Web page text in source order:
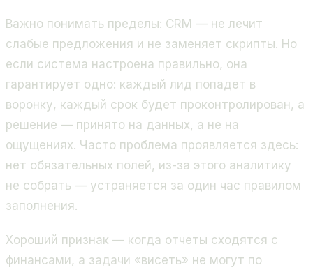
Важно понимать пределы: CRM — не лечит
слабые предложения и не заменяет скрипты. Но
если система настроена правильно, она
гарантирует одно: каждый лид попадет в
воронку, каждый срок будет проконтролирован, а
решение — принято на данных, а не на
ощущениях. Часто проблема проявляется здесь:
нет обязательных полей, из-за этого аналитику
не собрать — устраняется за один час правилом
заполнения.
Хороший признак — когда отчеты сходятся с
финансами, а задачи «висеть» не могут по